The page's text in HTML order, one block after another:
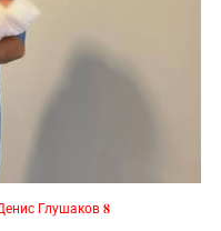
Глушаков 𝟖